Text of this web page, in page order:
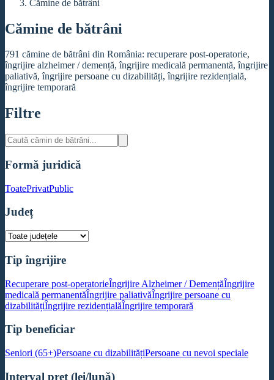
Cămine de bătrâni
Cămine de bătrâni
791 cămine de bătrâni din România: recuperare post-operatorie,
îngrijire alzheimer / demență, îngrijire medicală permanentă, îngrijire
paliativă, îngrijire persoane cu dizabilități, îngrijire rezidențială,
îngrijire temporară
Filtre
Formă juridică
ToatePrivatPublic
Județ
Tip îngrijire
Recuperare post-operatorieÎngrijire Alzheimer / DemențăÎngrijire
medicală permanentăÎngrijire paliativăÎngrijire persoane cu
dizabilitățiÎngrijire rezidențialăÎngrijire temporară
Tip beneficiar
Seniori (65+)Persoane cu dizabilitățiPersoane cu nevoi speciale
Interval preț (lei/lună)